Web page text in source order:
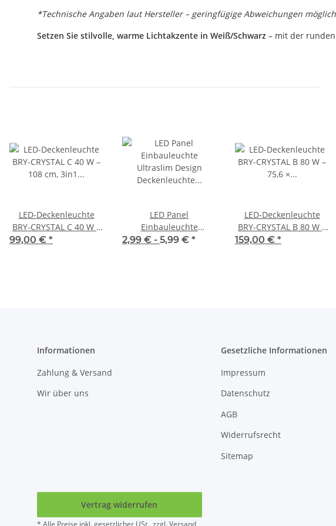
*Technische Angaben laut Hersteller – geringfügige Abweichungen
Setzen Sie stilvolle, warme Lichtakzente in Weiß/Schwarz – mit der runden
LED-Deckenleuchte
BRY-CRYSTAL C 40 W –
108 cm, 3in1 CCT,
99,00 € *
LED Panel
Einbauleuchte
Ultraslim Design
2,99 € - 5,99 € *
LED-Deckenleuchte
BRY-CRYSTAL B 80 W –
75,6 × 63,7 cm, 3in1
159,00 € *
Informationen
Zahlung & Versand
Wir über uns
Gesetzliche Informationen
Impressum
Datenschutz
AGB
Widerrufsrecht
Sitemap
Vertrag widerrufen
* Alle Preise inkl. gesetzlicher USt., zzgl. Versand